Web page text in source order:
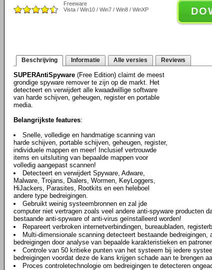
Freeware
Vista / Win10 / Win7 / Win8 / WinXP
Beschrijving Informatie Alle versies Reviews
SUPERAntiSpyware (Free Edition) claimt de meest
grondige spyware remover te zijn op de markt. Het
detecteert en verwijdert alle kwaadwillige software
van harde schijven, geheugen, register en portable
media.
Belangrijkste features:
Snelle, volledige en handmatige scanning van
harde schijven, portable schijven, geheugen, register,
individuele mappen en meer! Inclusief vertrouwde
items en uitsluiting van bepaalde mappen voor
volledig aangepast scannen!
Detecteert en verwijdert Spyware, Adware,
Malware, Trojans, Dialers, Wormen, KeyLoggers,
HiJackers, Parasites, Rootkits en een heleboel
andere type bedreigingen.
Gebruikt weinig systeembronnen en zal jde
computer niet vertragen zoals veel andere anti-spyware producten
bestaande anti-spyware of anti-virus geïnstalleerd worden!
Repareert verbroken internetverbindingen, bureaubladen,
Multi-dimensionale scanning detecteert bestaande
bedreigingen door analyse van bepaalde karakteristieken en
Controle van 50 kritieke punten van het systeem bij iedere
bedreigingen voordat deze de kans krijgen schade aan te brengen
Proces controletechnologie om bedreigingen te detecteren